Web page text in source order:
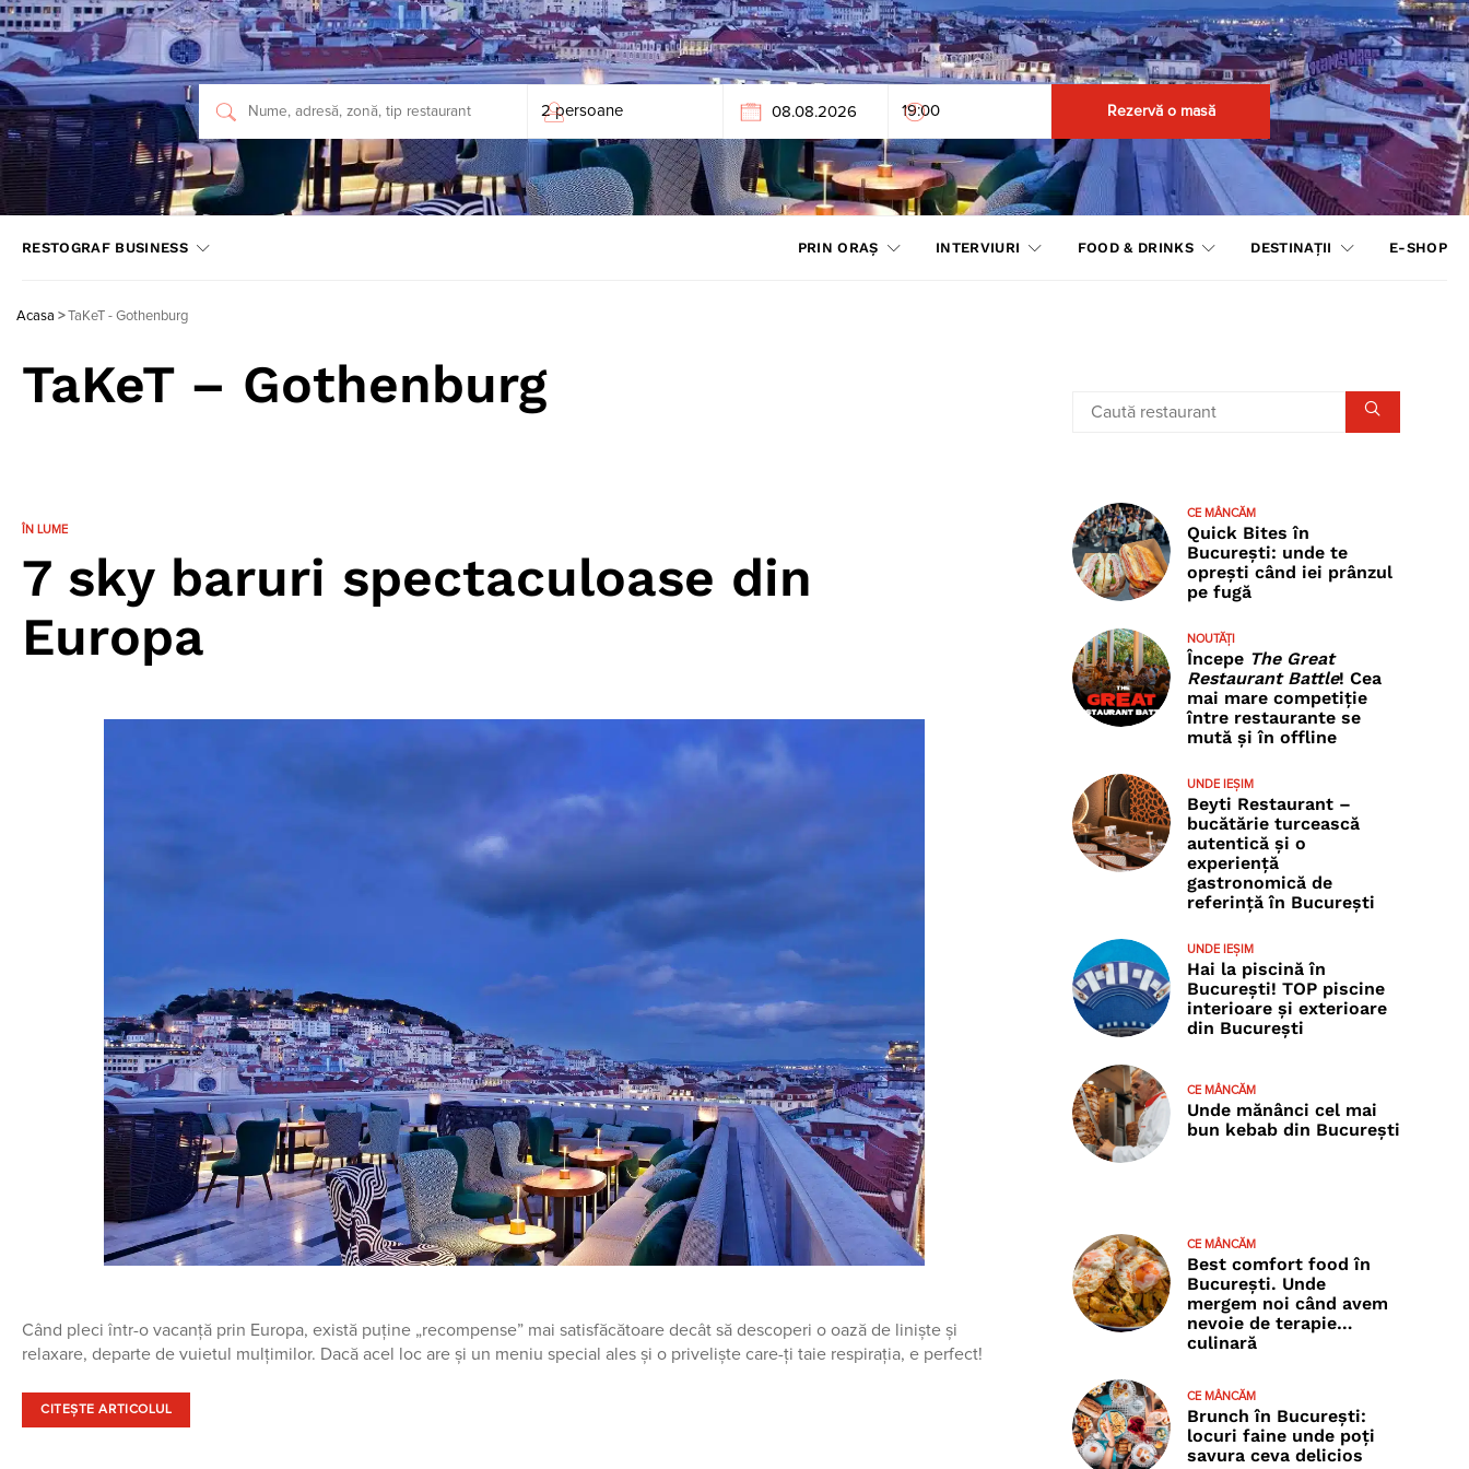
Rezervă o masă
RESTOGRAF BUSINESS PRIN ORAȘ INTERVIURI FOOD & DRINKS DESTINAȚII E-SHOP
Acasa >TaKeT - Gothenburg
TaKeT – Gothenburg
ÎN LUME
7 sky baruri spectaculoase din
Europa
Când pleci într-o vacanță prin Europa, există puține „recompense” mai satisfăcătoare decât să descoperi o oază de liniște și
relaxare, departe de vuietul mulțimilor. Dacă acel loc are și un meniu special ales și o priveliște care-ți taie respirația, e perfect!
CITEȘTE ARTICOLUL
CE MÂNCĂM
Quick Bites în
București: unde te
oprești când iei prânzul
pe fugă
NOUTĂȚI
Începe The Great
Restaurant Battle! Cea
mai mare competiție
între restaurante se
mută și în offline
UNDE IEȘIM
Beyti Restaurant –
bucătărie turcească
autentică și o
experiență
gastronomică de
referință în București
UNDE IEȘIM
Hai la piscină în
București! TOP piscine
interioare și exterioare
din București
CE MÂNCĂM
Unde mănânci cel mai
bun kebab din București
CE MÂNCĂM
Best comfort food în
București. Unde
mergem noi când avem
nevoie de terapie…
culinară
CE MÂNCĂM
Brunch în București:
locuri faine unde poţi
savura ceva delicios